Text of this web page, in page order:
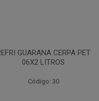
REFRI GUARANA CERPA PET